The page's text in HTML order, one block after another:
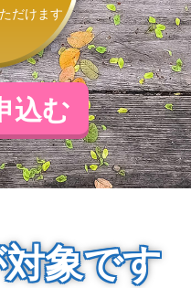
だけます
込む
象です